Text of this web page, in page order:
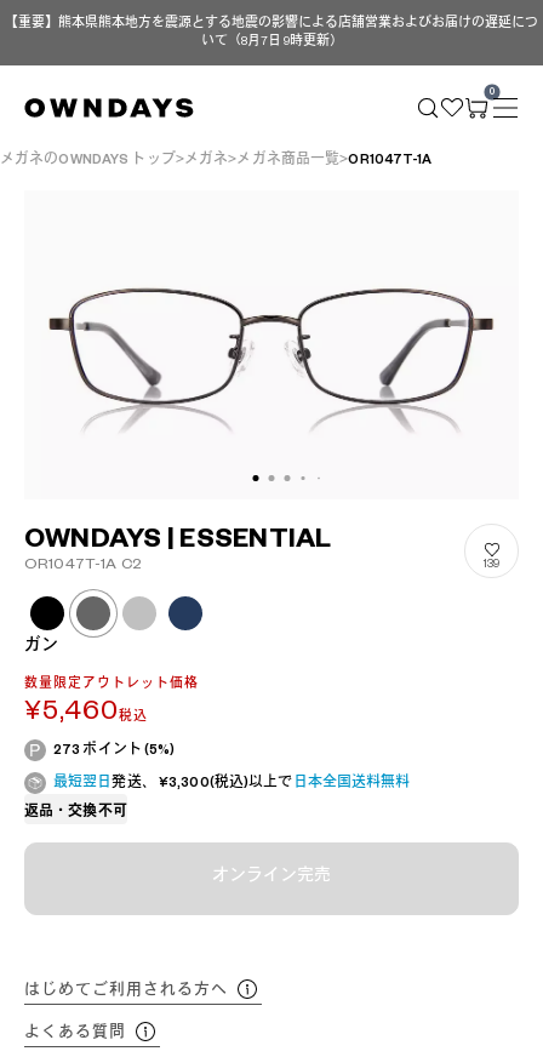
【重要】熊本県熊本地方を震源とする地震の影響による店舗営業およびお届けの遅延につ
いて（8月7日 9時更新）
0
メガネのOWNDAYS トップ メガネ メガネ商品一覧 OR1047T-1A
OWNDAYS | ESSENTIAL
OR1047T-1A C2 139
ガン
数量限定アウトレット価格
¥5,460 税込
273 ポイント (5%)
最短翌日発送、 ¥3,300(税込)以上で 日本全国送料無料
返品・交換不可
オンライン完売
はじめてご利用される方へ
よくある質問